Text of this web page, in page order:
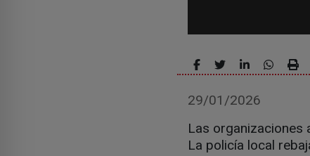
29/01/2026
Las organizaciones
La policía local